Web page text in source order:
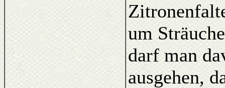
um
darf man
ausgehen,